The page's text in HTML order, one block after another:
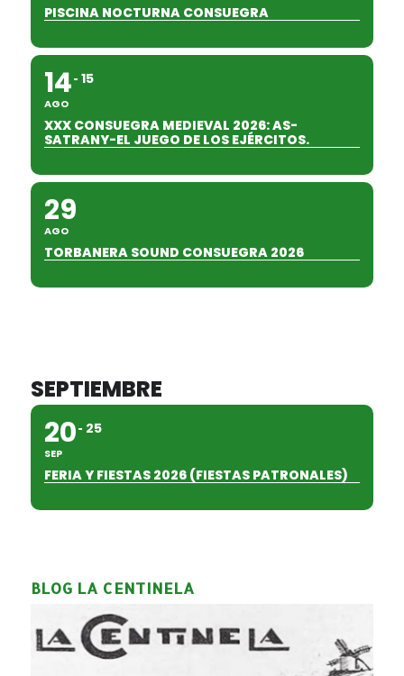
PISCINA NOCTURNA CONSUEGRA
14
AGO
15
XXX CONSUEGRA MEDIEVAL 2026: AS-
SATRANY-EL JUEGO DE LOS EJÉRCITOS.
29
AGO
TORBANERA SOUND CONSUEGRA 2026
SEPTIEMBRE
20
SEP
25
FERIA Y FIESTAS 2026 (FIESTAS PATRONALES)
BLOG LA CENTINELA